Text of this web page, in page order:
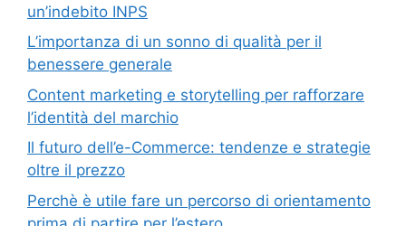
un’indebito INPS
L’importanza di un sonno di qualità per il
benessere generale
Content marketing e storytelling per rafforzare
l’identità del marchio
Il futuro dell’e-Commerce: tendenze e strategie
oltre il prezzo
Perchè è utile fare un percorso di orientamento